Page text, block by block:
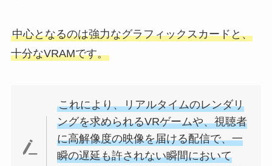
中心となるのは強力なグラフィックスカードと、
十分なVRAMです。
これにより、リアルタイムのレンダリ
ングを求められるVRゲームや、視聴者
に高解像度の映像を届ける配信で、一
瞬の遅延も許されない瞬間において